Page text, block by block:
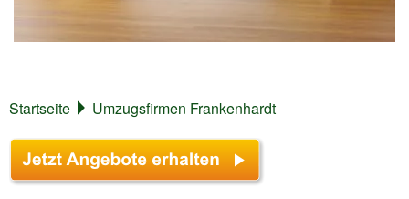
Startseite Umzugsfirmen Frankenhardt